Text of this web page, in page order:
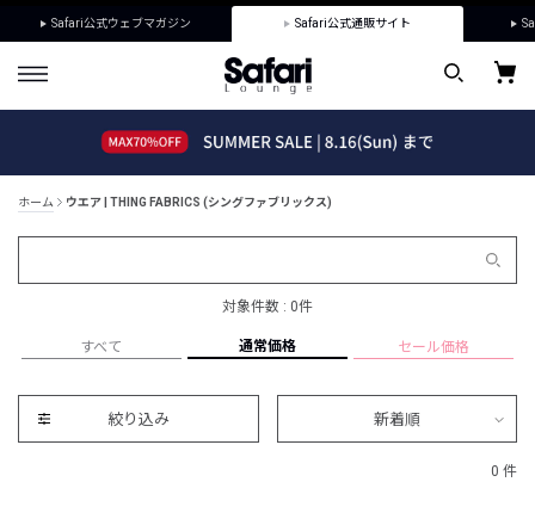
Safari公式ウェブマガジン Safari公式通販サイト
ホーム ウエア | THING FABRICS (シングファブリックス)
対象件数 : 0件
すべて 通常価格 セール価格
絞り込み 新着順
0 件